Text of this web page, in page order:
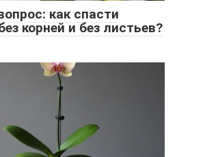
как спасти
корней и без листьев?